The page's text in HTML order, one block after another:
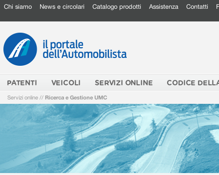
Chi siamo News e circolari Catalogo prodotti Assistenza Contatti
PATENTI VEICOLI SERVIZI ONLINE CODICE
Servizi online // Ricerca e Gestione UMC